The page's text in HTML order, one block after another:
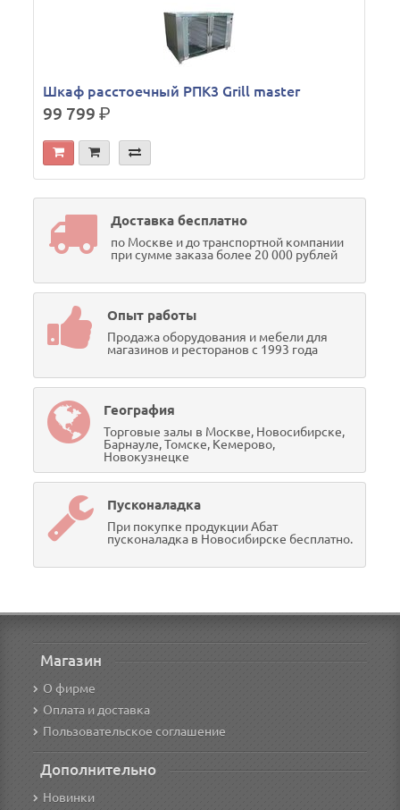
Шкаф расстоечный РПК3 Grill master
99 799р.
Доставка бесплатно
по Москве и до транспортной компании
при сумме заказа более 20 000 рублей
Опыт работы
Продажа оборудования и мебели для
магазинов и ресторанов с 1993 года
География
Торговые залы в Москве, Новосибирске,
Барнауле, Томске, Кемерово,
Новокузнецке
Пусконаладка
При покупке продукции Абат
пусконаладка в Новосибирске бесплатно.
Магазин
О фирме
Оплата и доставка
Пользовательское соглашение
Дополнительно
Новинки